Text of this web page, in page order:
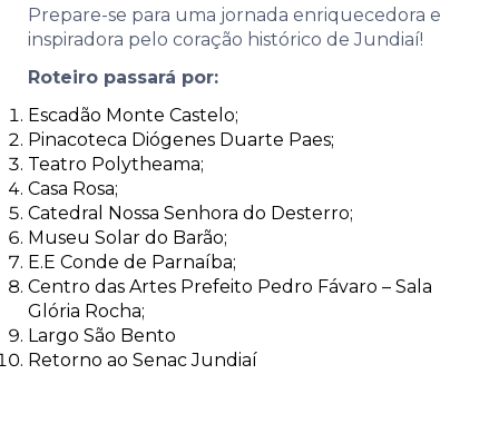
Prepare-se para uma jornada enriquecedora e
inspiradora pelo coração histórico de Jundiaí!
Roteiro passará por:
Escadão Monte Castelo;
Pinacoteca Diógenes Duarte Paes;
Teatro Polytheama;
Casa Rosa;
Catedral Nossa Senhora do Desterro;
Museu Solar do Barão;
E.E Conde de Parnaíba;
Centro das Artes Prefeito Pedro Fávaro – Sala
Glória Rocha;
Largo São Bento
Retorno ao Senac Jundiaí